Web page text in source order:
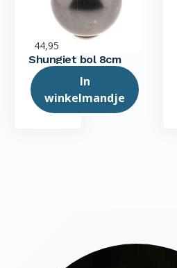
Shungiet bol 8cm
44,95
In
winkelmandje